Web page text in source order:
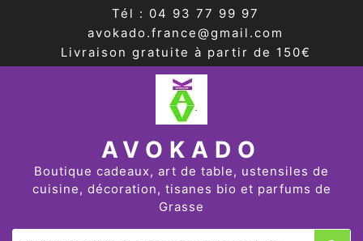
Tél : 04 93 77 99 97
avokado.france@gmail.com
Livraison gratuite à partir de 150€
AVOKADO
Boutique cadeaux, art de table, ustensiles de
cuisine, décoration, tisanes bio et parfums de
Grasse